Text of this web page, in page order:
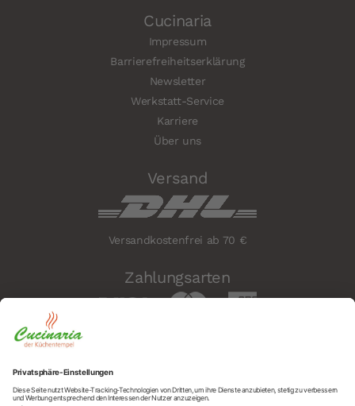
Cucinaria
Impressum
Barrierefreiheitserklärung
Newsletter
Werkstatt-Service
Karriere
Über uns
Versand
Versandkostenfrei ab 70 €
Zahlungsarten
Sicherheit